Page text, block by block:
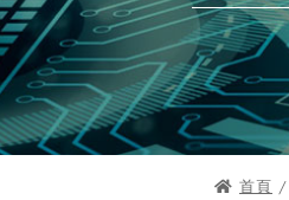
首頁 /